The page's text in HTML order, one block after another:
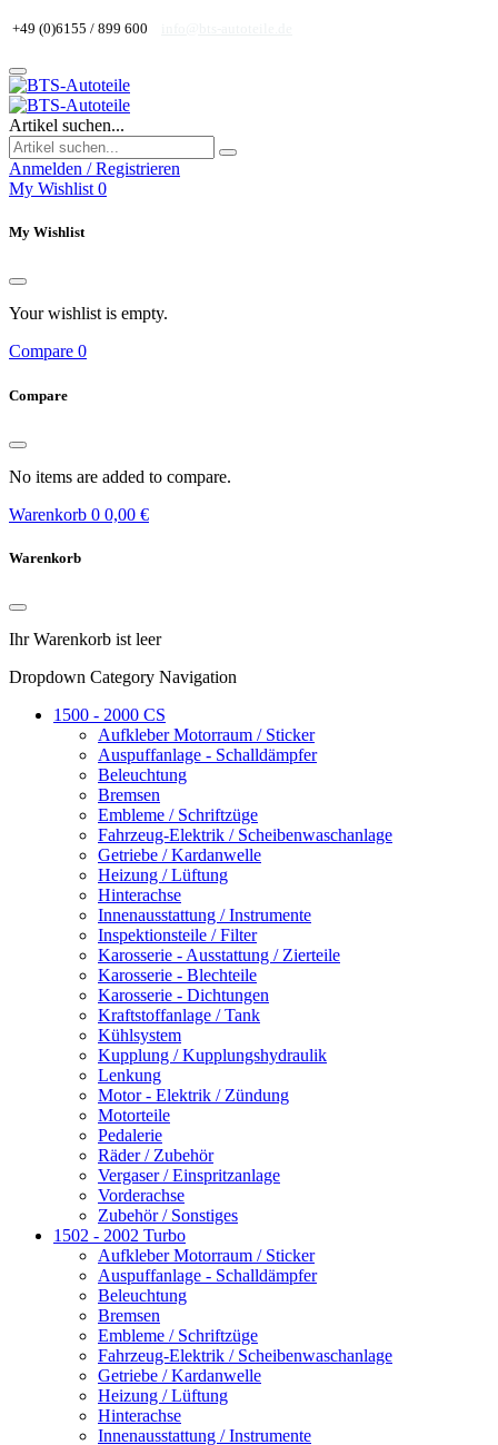
+49 (0)6155 / 899 600
Artikel suchen...
Anmelden / Registrieren
My Wishlist 0
My Wishlist
Your wishlist is empty.
Compare 0
Compare
No items are added to compare.
Warenkorb 0 0,00 €
Warenkorb
Ihr Warenkorb ist leer
Dropdown Category Navigation
1500 - 2000 CS
Aufkleber Motorraum / Sticker
Auspuffanlage - Schalldämpfer
Beleuchtung
Bremsen
Embleme / Schriftzüge
Fahrzeug-Elektrik / Scheibenwaschanlage
Getriebe / Kardanwelle
Heizung / Lüftung
Hinterachse
Innenausstattung / Instrumente
Inspektionsteile / Filter
Karosserie - Ausstattung / Zierteile
Karosserie - Blechteile
Karosserie - Dichtungen
Kraftstoffanlage / Tank
Kühlsystem
Kupplung / Kupplungshydraulik
Lenkung
Motor - Elektrik / Zündung
Motorteile
Pedalerie
Räder / Zubehör
Vergaser / Einspritzanlage
Vorderachse
Zubehör / Sonstiges
1502 - 2002 Turbo
Aufkleber Motorraum / Sticker
Auspuffanlage - Schalldämpfer
Beleuchtung
Bremsen
Embleme / Schriftzüge
Fahrzeug-Elektrik / Scheibenwaschanlage
Getriebe / Kardanwelle
Heizung / Lüftung
Hinterachse
Innenausstattung / Instrumente